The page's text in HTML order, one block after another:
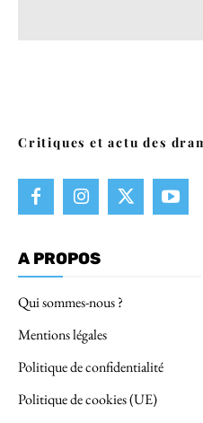
Critiques et actu des
A PROPOS
Qui sommes-nous ?
Mentions légales
Politique de confidentialité
Politique de cookies (UE)